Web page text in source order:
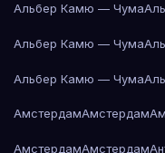
Альбер Камю — Чума
Альбер Камю — Чума
Альбер Камю — Чума
АмстердамАмстердам
АмстердамАмстердам